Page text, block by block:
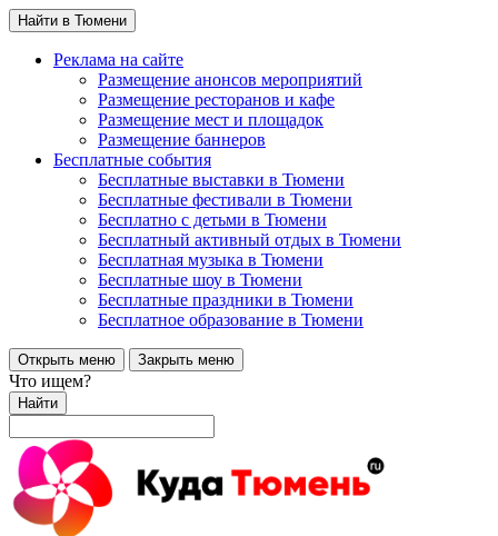
Найти в Тюмени
Реклама на сайте
Размещение анонсов мероприятий
Размещение ресторанов и кафе
Размещение мест и площадок
Размещение баннеров
Бесплатные события
Бесплатные выставки в Тюмени
Бесплатные фестивали в Тюмени
Бесплатно с детьми в Тюмени
Бесплатный активный отдых в Тюмени
Бесплатная музыка в Тюмени
Бесплатные шоу в Тюмени
Бесплатные праздники в Тюмени
Бесплатное образование в Тюмени
Открыть меню Закрыть меню
Что ищем?
Найти